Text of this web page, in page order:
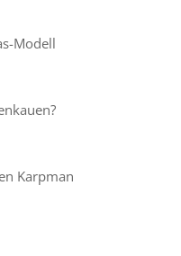
Modell
Karpman